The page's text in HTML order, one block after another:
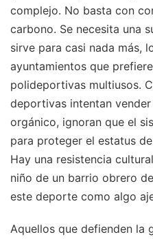
complejo. No basta con
carbono. Se necesita una
sirve para casi nada más,
ayuntamientos que
polideportivas multiusos.
deportivas intentan
orgánico, ignoran que el
para proteger el estatus
Hay una resistencia
niño de un barrio obrero
este deporte como algo
Aquellos que defienden la